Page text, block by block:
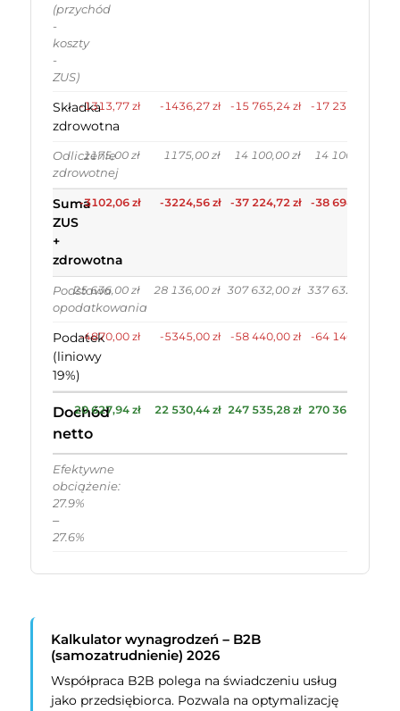
(przychód
-
koszty
-
ZUS)
Składka
zdrowotna
-1313,77 zł -1436,27 zł -15 765,24 zł -17 235,24 zł
Odliczenie
zdrowotnej
1175,00 zł 1175,00 zł 14 100,00 zł 14 100,00 zł
Suma
ZUS
+
zdrowotna
-3102,06 zł -3224,56 zł -37 224,72 zł -38 694,72 zł
Podstawa
opodatkowania
25 636,00 zł 28 136,00 zł 307 632,00 zł 337 632,00 zł
Podatek
(liniowy
19%)
-4870,00 zł -5345,00 zł -58 440,00 zł -64 140,00 zł
Dochód
netto
20 627,94 zł 22 530,44 zł 247 535,28 zł 270 365,28 zł
Efektywne
obciążenie:
27.9%
–
27.6%
Kalkulator wynagrodzeń – B2B
(samozatrudnienie) 2026
Współpraca B2B polega na świadczeniu usług
jako przedsiębiorca. Pozwala na optymalizację